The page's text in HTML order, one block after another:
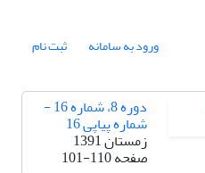
ورود به سامانه ثبت نام
دوره 8، شماره 16 -
شماره پیاپی 16
زمستان 1391
صفحه101-110